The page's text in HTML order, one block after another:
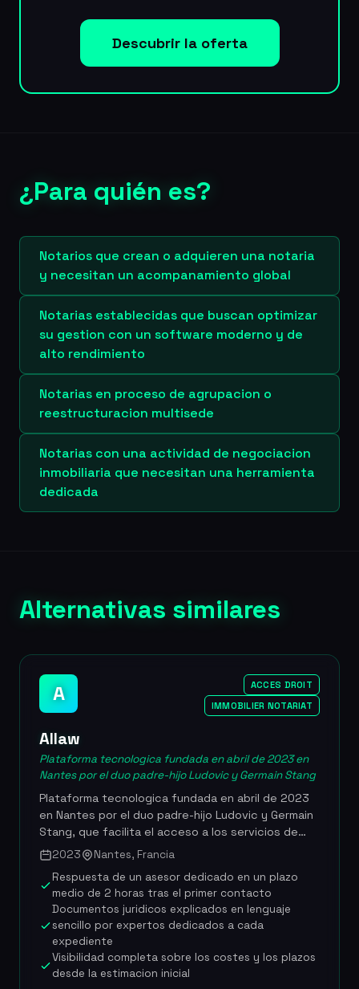
Descubrir la oferta
¿Para quién es?
Notarios que crean o adquieren una notaria
y necesitan un acompanamiento global
Notarias establecidas que buscan optimizar
su gestion con un software moderno y de
alto rendimiento
Notarias en proceso de agrupacion o
reestructuracion multisede
Notarias con una actividad de negociacion
inmobiliaria que necesitan una herramienta
dedicada
Alternativas similares
A
ACCES DROIT
IMMOBILIER NOTARIAT
Allaw
Plataforma tecnologica fundada en abril de 2023 en
Nantes por el duo padre-hijo Ludovic y Germain Stang
Plataforma tecnologica fundada en abril de 2023
en Nantes por el duo padre-hijo Ludovic y Germain
Stang, que facilita el acceso a los servicios de
notarios, abogados y comisarios de justicia.
Posicionandose como el «Doctolib del notariado»,
Allaw propone un recorrido guiado en cuatro
etapas, desde el primer contacto hasta la firma
de la escritura, con total transparencia sobre los
costes y los plazos. La plataforma garantiza una
primera respuesta de un asesor dedicado en
menos de dos horas y explica cada documento
2023
Nantes, Francia
Respuesta de un asesor dedicado en un plazo
medio de 2 horas tras el primer contacto
Documentos juridicos explicados en lenguaje
sencillo por expertos dedicados a cada
expediente
Visibilidad completa sobre los costes y los plazos
desde la estimacion inicial